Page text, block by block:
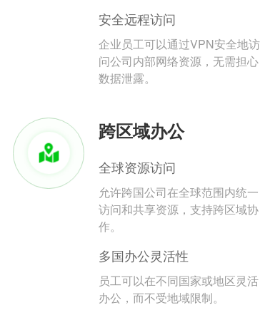
安全远程访问
企业员工可以通过VPN安全地访
问公司内部网络资源，无需担心
数据泄露。
跨区域办公
全球资源访问
允许跨国公司在全球范围内统一
访问和共享资源，支持跨区域协
作。
多国办公灵活性
员工可以在不同国家或地区灵活
办公，而不受地域限制。